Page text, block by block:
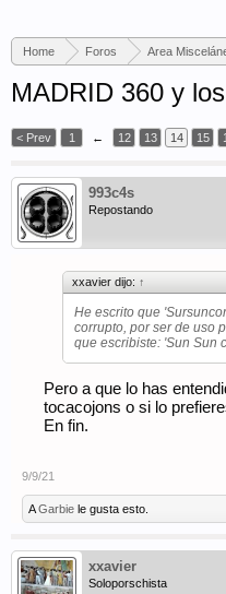
Home Foros Area
MADRID 360 y
< Prev 1 ← 12 13 14 15
993c4s
Repostando
xxavier dijo: ↑
He escrito que
corrupto, por ser de uso
que escribiste: 'Sun Sun
Pero a que lo has
tocacojons o si lo
En fin.
9/9/21
AGarbie le gusta esto.
xxavier
Soloporschista